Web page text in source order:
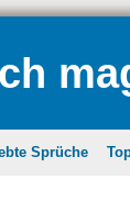
Sprüche